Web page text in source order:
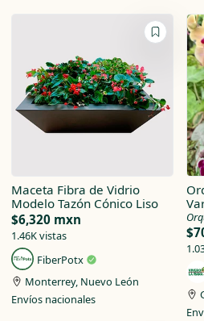
Maceta Fibra de Vidrio
Modelo Tazón Cónico Liso
$6,320 mxn
1.46K vistas
FiberPotx
Monterrey, Nuevo León
Envíos nacionales